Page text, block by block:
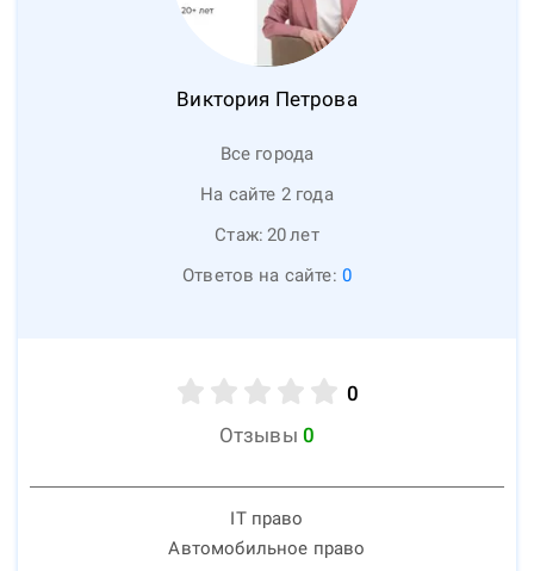
Виктория Петрова
Все города
На сайте 2 года
Стаж: 20лет
Ответов на сайте: 0
0
Отзывы 0
IT право
Автомобильное право